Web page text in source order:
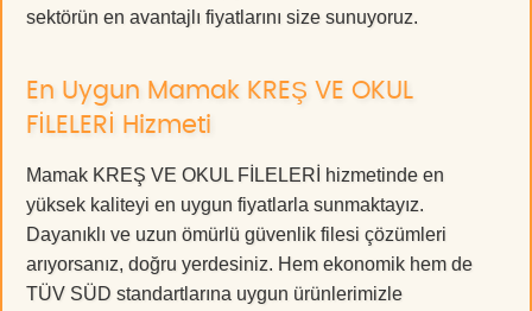
sektörün en avantajlı fiyatlarını size sunuyoruz.
En Uygun Mamak KREŞ VE OKUL
FİLELERİ Hizmeti
Mamak KREŞ VE OKUL FİLELERİ hizmetinde en
yüksek kaliteyi en uygun fiyatlarla sunmaktayız.
Dayanıklı ve uzun ömürlü güvenlik filesi çözümleri
arıyorsanız, doğru yerdesiniz. Hem ekonomik hem de
TÜV SÜD standartlarına uygun ürünlerimizle